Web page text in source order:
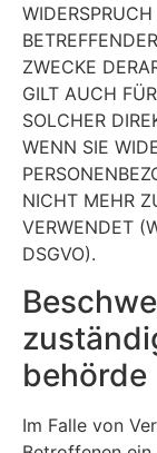
ZWECKE
GILT AUCH
SOLCHER
WENN SIE
NICHT MEHR
VERWENDET
DSGVO).
behörde
Im Falle von